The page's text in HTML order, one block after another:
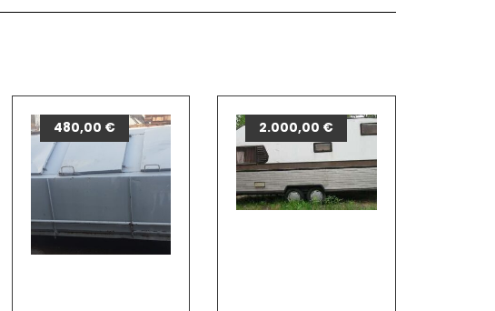
480,00 € 2.000,00 €